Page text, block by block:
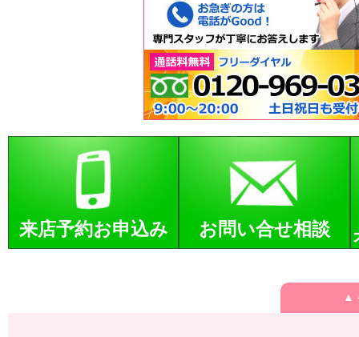
来店予約お申込み お問い合せ相談
▲